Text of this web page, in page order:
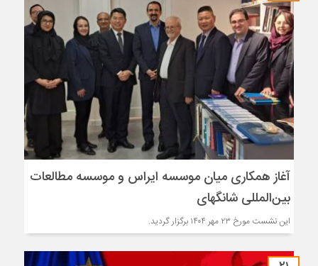
آغاز همکاری میان موسسه ایراس و موسسه مطالعات
بین‌المللی شانگهای
این نشست مورخ ۲۳ مهر ۱۴۰۴ برگزار گردید.